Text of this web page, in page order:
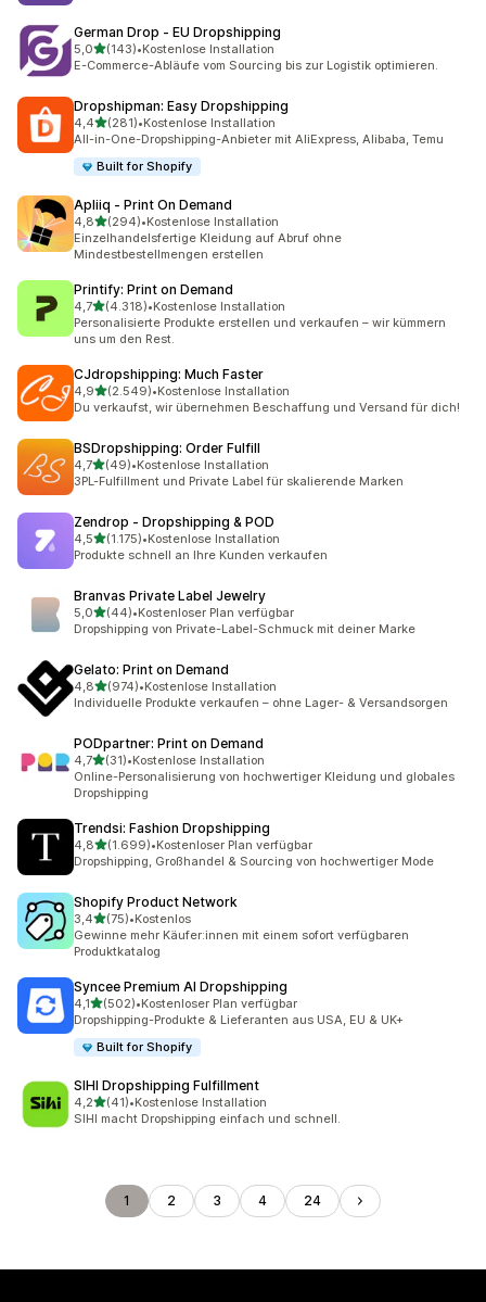
German Drop ‑ EU Dropshipping
5,0von 5 Sternen
(143)
143 Rezensionen insgesamt
•Kostenlose Installation
E-Commerce-Abläufe vom Sourcing bis zur Logistik optimieren.
Dropshipman: Easy Dropshipping
4,4von 5 Sternen
(281)
281 Rezensionen insgesamt
•Kostenlose Installation
All-in-One-Dropshipping-Anbieter mit AliExpress, Alibaba, Temu
Built for Shopify
Apliiq ‑ Print On Demand
4,8von 5 Sternen
(294)
294 Rezensionen insgesamt
•Kostenlose Installation
Einzelhandelsfertige Kleidung auf Abruf ohne
Mindestbestellmengen erstellen
Printify: Print on Demand
4,7von 5 Sternen
(4.318)
4318 Rezensionen insgesamt
•Kostenlose Installation
Personalisierte Produkte erstellen und verkaufen – wir kümmern
uns um den Rest.
CJdropshipping: Much Faster
4,9von 5 Sternen
(2.549)
2549 Rezensionen insgesamt
•Kostenlose Installation
Du verkaufst, wir übernehmen Beschaffung und Versand für dich!
BSDropshipping: Order Fulfill
4,7von 5 Sternen
(49)
49 Rezensionen insgesamt
•Kostenlose Installation
3PL-Fulfillment und Private Label für skalierende Marken
Zendrop ‑ Dropshipping & POD
4,5von 5 Sternen
(1.175)
1175 Rezensionen insgesamt
•Kostenlose Installation
Produkte schnell an Ihre Kunden verkaufen
Branvas Private Label Jewelry
5,0von 5 Sternen
(44)
44 Rezensionen insgesamt
•Kostenloser Plan verfügbar
Dropshipping von Private-Label-Schmuck mit deiner Marke
Gelato: Print on Demand
4,8von 5 Sternen
(974)
974 Rezensionen insgesamt
•Kostenlose Installation
Individuelle Produkte verkaufen – ohne Lager- & Versandsorgen
PODpartner: Print on Demand
4,7von 5 Sternen
(31)
31 Rezensionen insgesamt
•Kostenlose Installation
Online-Personalisierung von hochwertiger Kleidung und globales
Dropshipping
Trendsi: Fashion Dropshipping
4,8von 5 Sternen
(1.699)
1699 Rezensionen insgesamt
•Kostenloser Plan verfügbar
Dropshipping, Großhandel & Sourcing von hochwertiger Mode
Shopify Product Network
3,4von 5 Sternen
(75)
75 Rezensionen insgesamt
•Kostenlos
Gewinne mehr Käufer:innen mit einem sofort verfügbaren
Produktkatalog
Syncee Premium AI Dropshipping
4,1von 5 Sternen
(502)
502 Rezensionen insgesamt
•Kostenloser Plan verfügbar
Dropshipping-Produkte & Lieferanten aus USA, EU & UK+
Built for Shopify
SIHI Dropshipping Fulfillment
4,2von 5 Sternen
(41)
41 Rezensionen insgesamt
•Kostenlose Installation
SIHI macht Dropshipping einfach und schnell.
1 2 3 4 24